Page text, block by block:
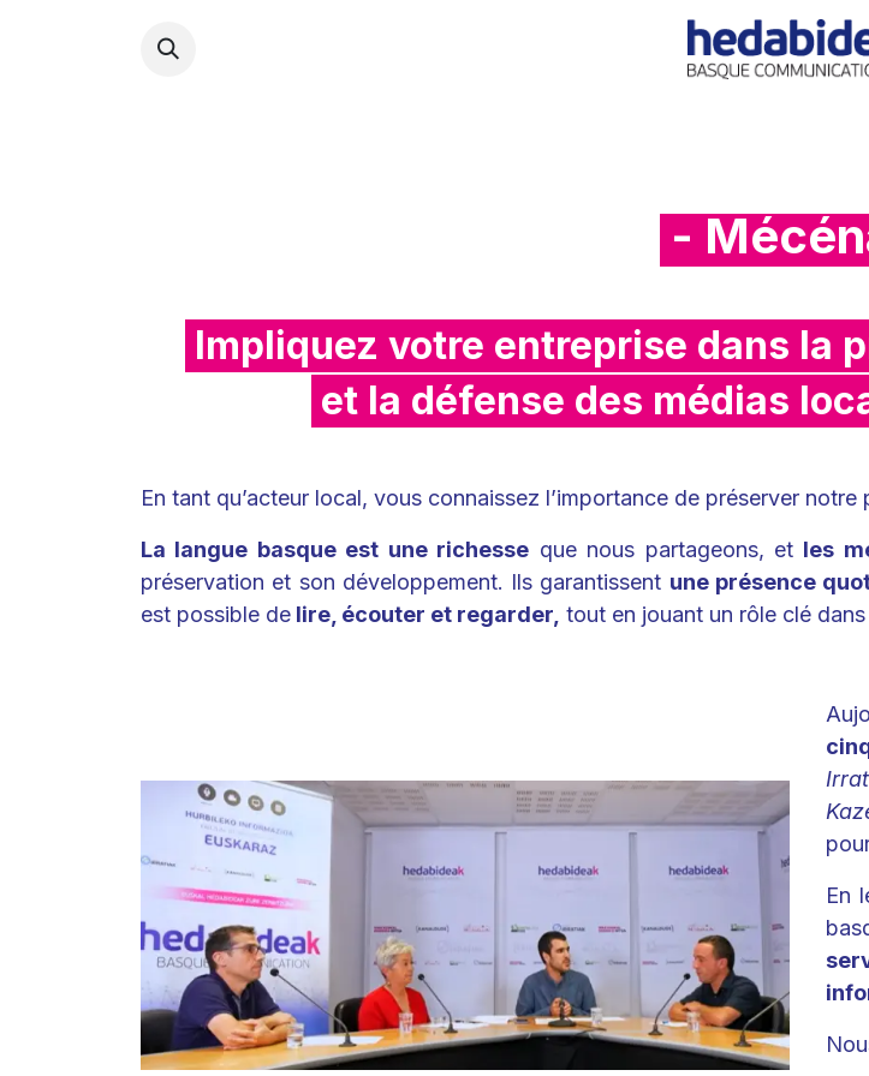
-
Impliquez votre entreprise dans la
et la défense des médias
En tant qu’acteur local, vous connaissez l’importance de préserver
La langue basque est une richesse que nous partageons, et les
préservation et son développement. Ils garantissent une présence
est possible de lire, écouter et regarder, tout en jouant un rôle clé
En